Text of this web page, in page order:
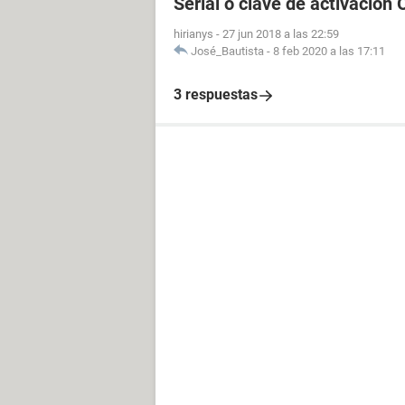
hirianys - 27 jun 2018 a las 22:59
José_Bautista - 8 feb 2020 a las 17:11
3 respuestas